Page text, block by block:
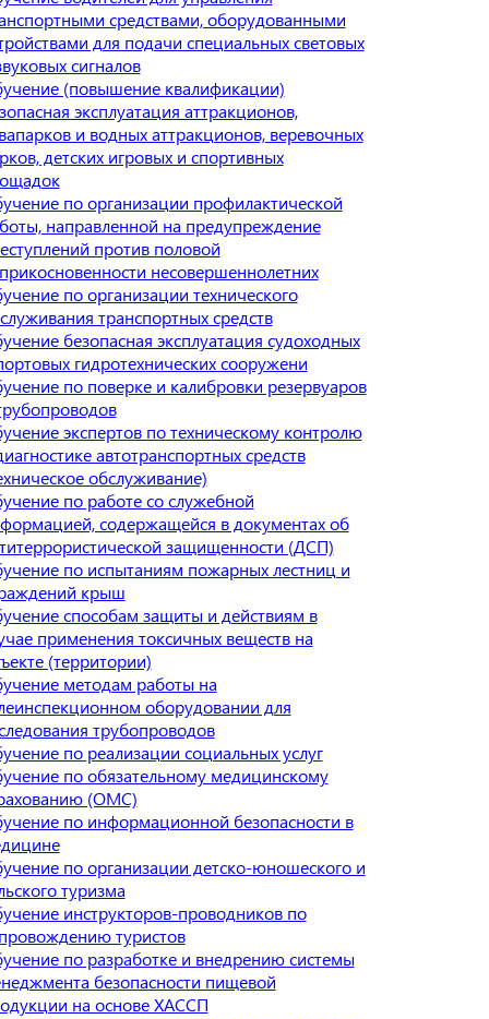
средствами, оборудованными
для подачи специальных световых
сигналов
(повышение квалификации)
эксплуатация аттракционов,
и водных аттракционов, веревочных
детских игровых и спортивных
по организации профилактической
направленной на предупреждение
против половой
несовершеннолетних
по организации технического
транспортных средств
безопасная эксплуатация судоходных
гидротехнических сооружени
по поверке и калибровки резервуаров
экспертов по техническому контролю
автотранспортных средств
обслуживание)
по работе со служебной
содержащейся в документах об
защищенности (ДСП)
по испытаниям пожарных лестниц и
крыш
способам защиты и действиям в
применения токсичных веществ на
(территории)
методам работы на
оборудовании для
трубопроводов
по реализации социальных услуг
по обязательному медицинскому
(ОМС)
по информационной безопасности в
по организации детско-юношеского и
туризма
инструкторов-проводников по
туристов
по разработке и внедрению системы
безопасности пищевой
на основе ХАССП